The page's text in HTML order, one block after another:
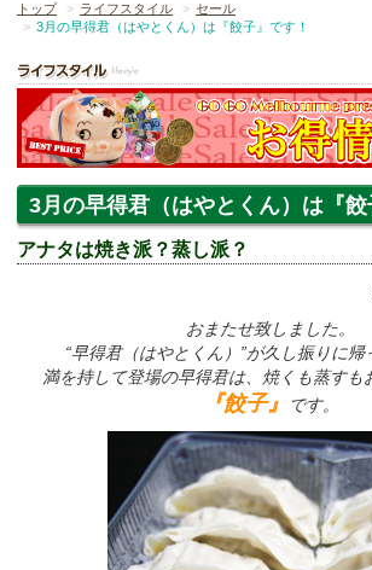
トップ ライフスタイル
セール
3月の早得君（はやとくん）は『餃子』です！
3月の早得君（はやとくん）は『餃
アナタは焼き派？蒸し派？
おまたせ致しました。
“早得君（はやとくん）”が久し振りに
満を持して登場の早得君は、焼くも蒸す
『餃子』 です。